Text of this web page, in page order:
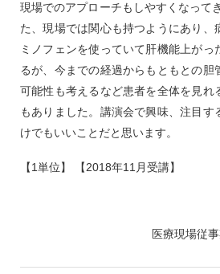
現場でのアプローチもしやすくなって
た、現場では関心も持つようにあり、
ミノフェンを使っていて肝機能上がっ
るが、今までの経過からもともとの胆
可能性も考えるなど患者を全体を見れ
もありました。講演会で興味、注目す
けでもいいことだと思います。
【1単位】 【2018年11月受講】
医療現場従